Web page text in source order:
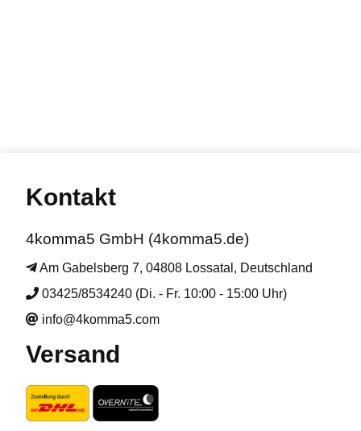
Kontakt
4komma5 GmbH (4komma5.de)
Am Gabelsberg 7, 04808 Lossatal, Deutschland
03425/8534240 (Di. - Fr. 10:00 - 15:00 Uhr)
info@4komma5.com
Versand